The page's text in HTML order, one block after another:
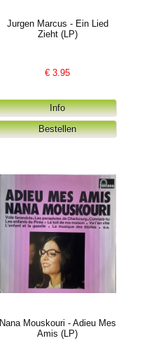
Jurgen Marcus - Ein Lied
Zieht (LP)
€3.95
Nana Mouskouri - Adieu Mes
Amis (LP)